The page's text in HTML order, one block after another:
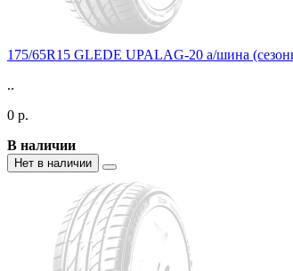
175/65R15 GLEDE UPALAG-20 а/шина
..
0 р.
В наличии
Нет в наличии